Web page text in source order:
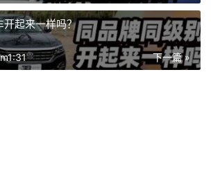
开起来一样吗？
下一篇 »